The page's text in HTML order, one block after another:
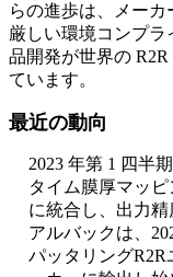
らの進歩は、メーカ
厳しい環境コンプ
品開発が世界の
ています。
最近の動向
2023 年第 1 四半
タイム膜厚マッ
に統合し、出力精
アルバックは、
パッタリング